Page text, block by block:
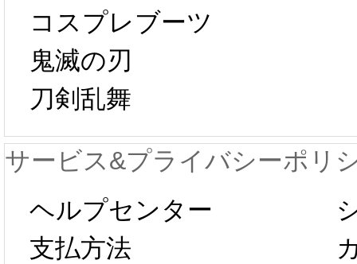
響で2024年2月5
日から工場生産
が一時停止いた
します。 2月5日
以後のご注文
プレ
新春
コスプレブーツ
鬼滅の刃
刀剣乱舞
サービス&プライバシーポリ
ヘルプセンター
支払方法